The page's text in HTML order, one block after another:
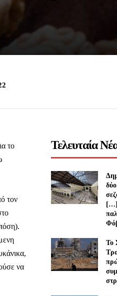
το
τον
να
Τελευταία
[…]
Το